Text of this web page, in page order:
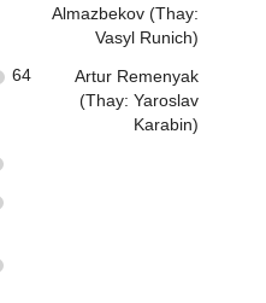
Almazbekov (Thay:
Vasyl Runich)
Artur Remenyak
(Thay: Yaroslav
Karabin)
64